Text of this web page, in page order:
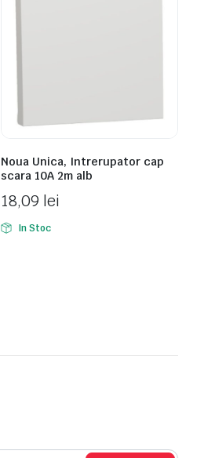
Noua Unica, Intrerupator cap
scara 10A 2m alb
18,09 lei
In Stoc